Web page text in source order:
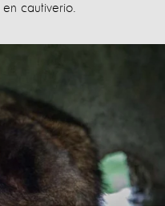
en cautiverio.